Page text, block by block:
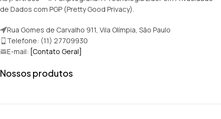
de Dados com PGP (Pretty Good Privacy).
Rua Gomes de Carvalho 911, Vila Olímpia, São Paulo
Telefone: (11) 27709930
E-mail: [Contato Geral]
Nossos produtos